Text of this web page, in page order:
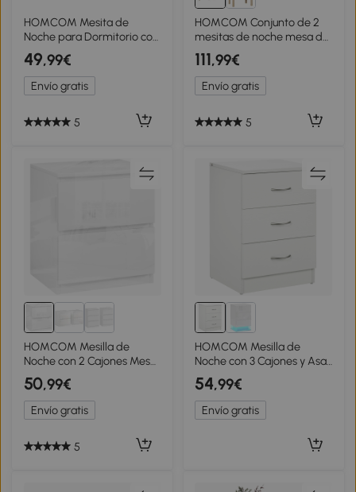
HOMCOM Mesita de
Noche para Dormitorio con
Puertas Correderas 2
Estantes y Patas de Acero
Estilo Escandinavo
48x40x48 cm Roble
49,99€
Envío gratis
5
HOMCOM Conjunto de 2
mesitas de noche mesa de
noche con cajones y
estantes estilo moderno
47x47x50 cm Madera
Natural
111,99€
Envío gratis
5
HOMCOM Mesilla de
Noche con 2 Cajones Mesa
de Noche para Dormitorio
Salón 40x34x45 cm Blanco
Brillo
50,99€
Envío gratis
5
HOMCOM Mesilla de
Noche con 3 Cajones y Asas
de Aluminio Mesa de
Noche para Dormitorio
Salón 40x35x58 cm Blanco
54,99€
Envío gratis